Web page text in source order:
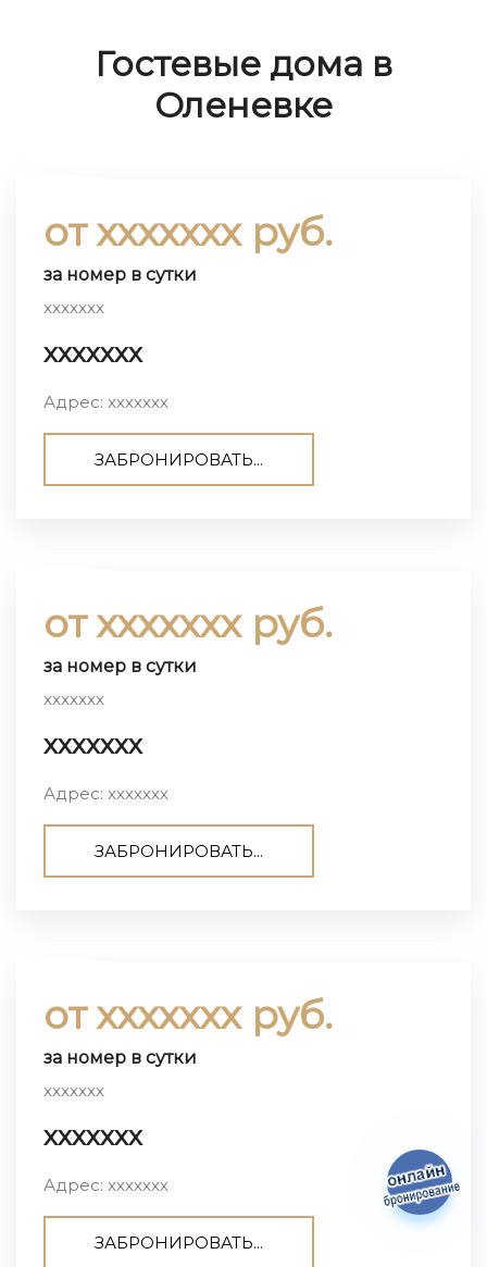
Гостевые дома в
Оленевке
от ххххххх руб.
за номер в сутки
ххххххх
ххххххх
Адрес: ххххххх
ЗАБРОНИРОВАТЬ...
от ххххххх руб.
за номер в сутки
ххххххх
ххххххх
Адрес: ххххххх
ЗАБРОНИРОВАТЬ...
от ххххххх руб.
за номер в сутки
ххххххх
ххххххх
Адрес: ххххххх
ЗАБРОНИРОВАТЬ...